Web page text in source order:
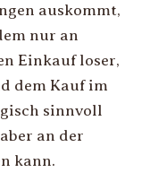
auskommt,
nur an
Einkauf loser,
dem Kauf im
sinnvoll
an der
kann.